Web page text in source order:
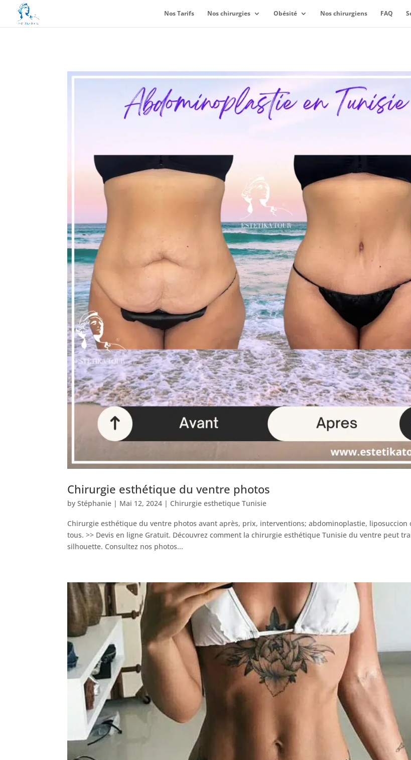
Nos Tarifs Nos chirurgies Obésité Nos chirurgiens FAQ
Chirurgie esthétique du ventre photos
byStéphanie | Mai 12, 2024 | Chirurgie esthetique Tunisie
Chirurgie esthétique du ventre photos avant après, prix, interventions; abdominoplastie, liposuccion
tous. >> Devis en ligne Gratuit. Découvrez comment la chirurgie esthétique Tunisie du ventre peut
silhouette. Consultez nos photos...